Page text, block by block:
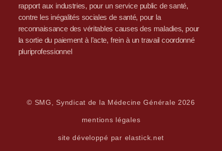
rapport aux industries, pour un service public de santé,
contre les inégalités sociales de santé, pour la
reconnaissance des véritables causes des maladies, pour
la sortie du paiement à l’acte, frein à un travail coordonné
pluriprofessionnel
© SMG, Syndicat de la Médecine Générale 2026
mentions légales
site développé par elastick.net